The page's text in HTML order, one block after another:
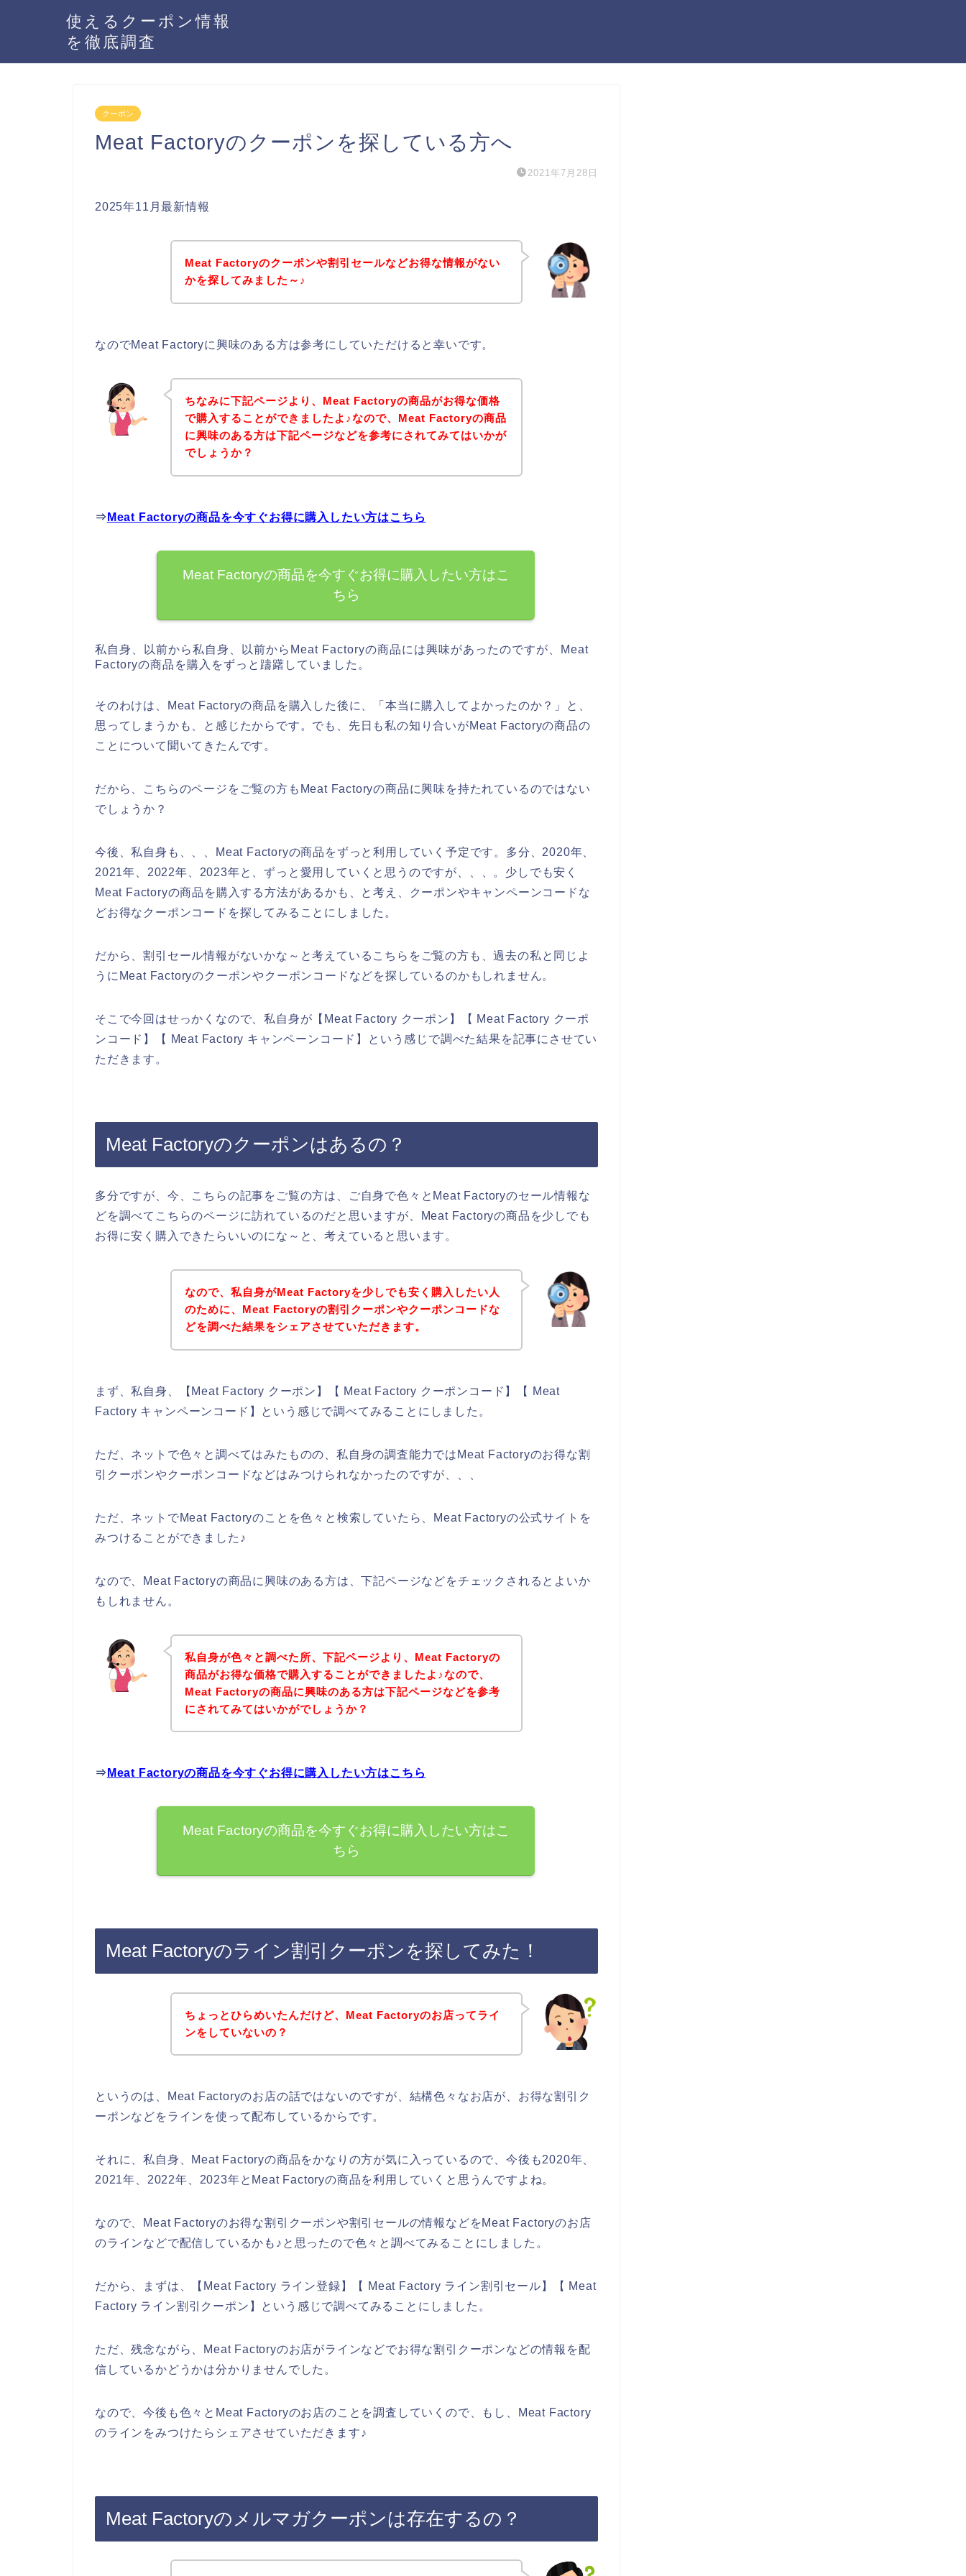
使えるクーポン情報
を徹底調査
クーポン
Meat Factoryのクーポンを探している方へ
2021年7月28日
2025年11月最新情報
Meat Factoryのクーポンや割引セールなどお得な情報がない
かを探してみました～♪
なのでMeat Factoryに興味のある方は参考にしていただけると幸いです。
ちなみに下記ページより、Meat Factoryの商品がお得な価格
で購入することができましたよ♪なので、Meat Factoryの商品
に興味のある方は下記ページなどを参考にされてみてはいかが
でしょうか？
⇒ Meat Factoryの商品を今すぐお得に購入したい方はこちら
Meat Factoryの商品を今すぐお得に購入したい方はこ
ちら
私自身、以前から私自身、以前からMeat Factoryの商品には興味があったのですが、Meat
Factoryの商品を購入をずっと躊躇していました。
そのわけは、Meat Factoryの商品を購入した後に、「本当に購入してよかったのか？」と、
思ってしまうかも、と感じたからです。でも、先日も私の知り合いがMeat Factoryの商品の
ことについて聞いてきたんです。
だから、こちらのページをご覧の方もMeat Factoryの商品に興味を持たれているのではない
でしょうか？
今後、私自身も、、、Meat Factoryの商品をずっと利用していく予定です。多分、2020年、
2021年、2022年、2023年と、ずっと愛用していくと思うのですが、、、。少しでも安く
Meat Factoryの商品を購入する方法があるかも、と考え、クーポンやキャンペーンコードな
どお得なクーポンコードを探してみることにしました。
だから、割引セール情報がないかな～と考えているこちらをご覧の方も、過去の私と同じよ
うにMeat Factoryのクーポンやクーポンコードなどを探しているのかもしれません。
そこで今回はせっかくなので、私自身が【Meat Factory クーポン】【 Meat Factory クーポ
ンコード】【 Meat Factory キャンペーンコード】という感じで調べた結果を記事にさせてい
ただきます。
Meat Factoryのクーポンはあるの？
多分ですが、今、こちらの記事をご覧の方は、ご自身で色々とMeat Factoryのセール情報な
どを調べてこちらのページに訪れているのだと思いますが、Meat Factoryの商品を少しでも
お得に安く購入できたらいいのにな～と、考えていると思います。
なので、私自身がMeat Factoryを少しでも安く購入したい人
のために、Meat Factoryの割引クーポンやクーポンコードな
どを調べた結果をシェアさせていただきます。
まず、私自身、【Meat Factory クーポン】【 Meat Factory クーポンコード】【 Meat
Factory キャンペーンコード】という感じで調べてみることにしました。
ただ、ネットで色々と調べてはみたものの、私自身の調査能力ではMeat Factoryのお得な割
引クーポンやクーポンコードなどはみつけられなかったのですが、、、
ただ、ネットでMeat Factoryのことを色々と検索していたら、Meat Factoryの公式サイトを
みつけることができました♪
なので、Meat Factoryの商品に興味のある方は、下記ページなどをチェックされるとよいか
もしれません。
私自身が色々と調べた所、下記ページより、Meat Factoryの
商品がお得な価格で購入することができましたよ♪なので、
Meat Factoryの商品に興味のある方は下記ページなどを参考
にされてみてはいかがでしょうか？
⇒ Meat Factoryの商品を今すぐお得に購入したい方はこちら
Meat Factoryの商品を今すぐお得に購入したい方はこ
ちら
Meat Factoryのライン割引クーポンを探してみた！
ちょっとひらめいたんだけど、Meat Factoryのお店ってライ
ンをしていないの？
というのは、Meat Factoryのお店の話ではないのですが、結構色々なお店が、お得な割引ク
ーポンなどをラインを使って配布しているからです。
それに、私自身、Meat Factoryの商品をかなりの方が気に入っているので、今後も2020年、
2021年、2022年、2023年とMeat Factoryの商品を利用していくと思うんですよね。
なので、Meat Factoryのお得な割引クーポンや割引セールの情報などをMeat Factoryのお店
のラインなどで配信しているかも♪と思ったので色々と調べてみることにしました。
だから、まずは、【Meat Factory ライン登録】【 Meat Factory ライン割引セール】【 Meat
Factory ライン割引クーポン】という感じで調べてみることにしました。
ただ、残念ながら、Meat Factoryのお店がラインなどでお得な割引クーポンなどの情報を配
信しているかどうかは分かりませんでした。
なので、今後も色々とMeat Factoryのお店のことを調査していくので、もし、Meat Factory
のラインをみつけたらシェアさせていただきます♪
Meat Factoryのメルマガクーポンは存在するの？